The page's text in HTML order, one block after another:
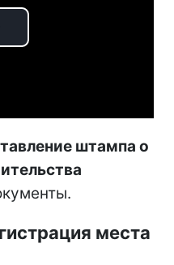
штампа о
места